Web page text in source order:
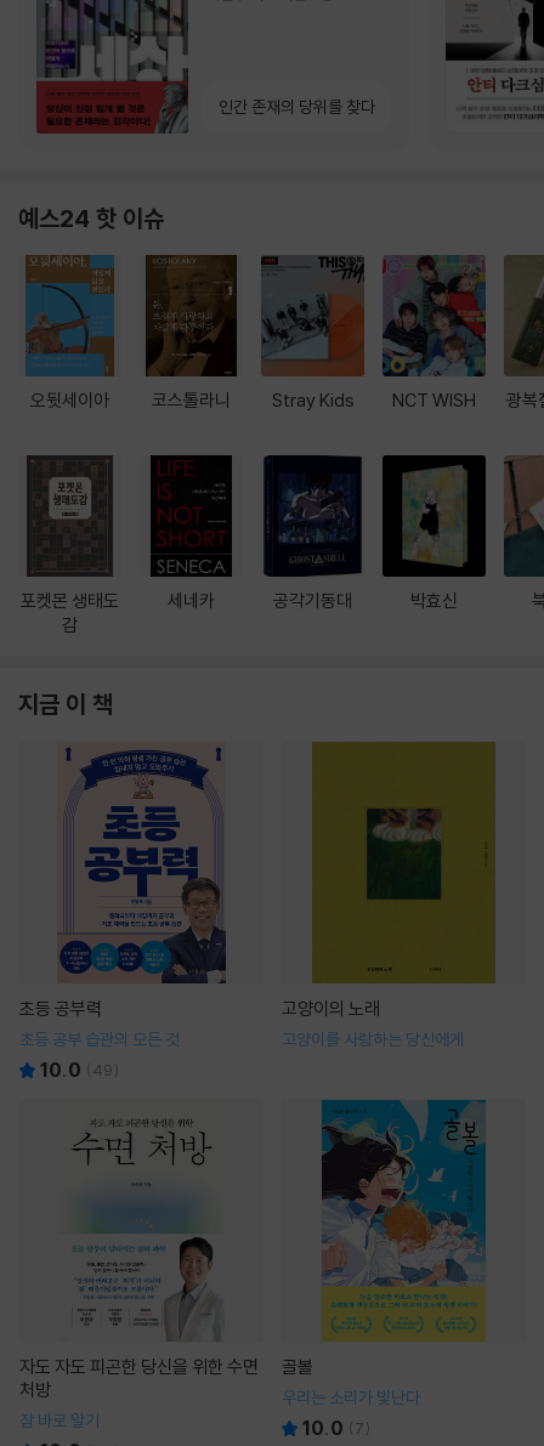
인간 존재의 당위를 찾다
예스24 핫 이슈
오뒷세이아
포켓몬 생태도
감
코스톨라니
세네카
Stray Kids
공각기동대
NCT WISH
박효신
광복
지금 이 책
초등 공부력
초등 공부 습관의 모든 것
10.0 (49)
고양이의 노래
고양이를 사랑하는 당신에게
자도 자도 피곤한 당신을 위한 수면
처방
잠 바로 알기
골볼
우리는 소리가 빛난다
10.0 (7)